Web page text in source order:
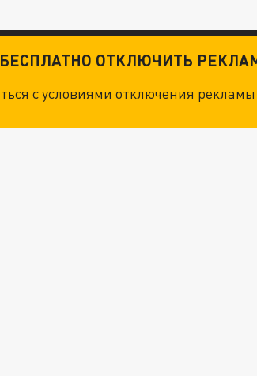
ОТКЛЮЧИТЬ
с условиями отключения